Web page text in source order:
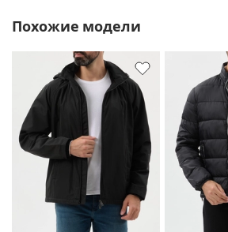
Похожие модели